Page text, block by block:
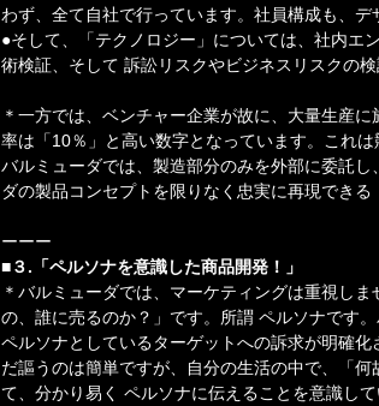
わず、全て自社で行っています。社員構成も、
●そして、「テクノロジー」については、社内エ
術検証、そして 訴訟リスクやビジネスリスクの
＊一方では、ベンチャー企業が故に、大量生産
率は「10％」と高い数字となっています。これは
バルミューダでは、製造部分のみを外部に委託
ダの製品コンセプトを限りなく忠実に再現できる
ーーー
■３.「ペルソナを意識した商品開発！」
＊バルミューダでは、マーケティングは重視し
の、誰に売るのか？」です。所謂 ペルソナです
ペルソナとしているターゲットへの訴求が明確
だ謳うのは簡単ですが、自分の生活の中で、「
て、分かり易く ペルソナに伝えることを意識し